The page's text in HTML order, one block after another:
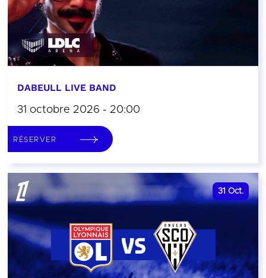
DABEULL LIVE BAND
31 octobre 2026 - 20:00
RÉSERVER
31 Oct.